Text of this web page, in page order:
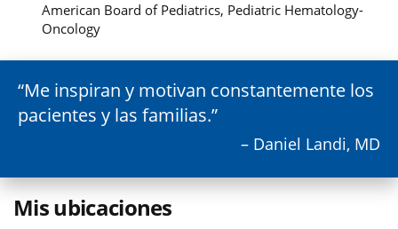
American Board of Pediatrics, Pediatric Hematology-
Oncology
Me inspiran y motivan constantemente los
pacientes y las familias.
– Daniel Landi, MD
Mis ubicaciones